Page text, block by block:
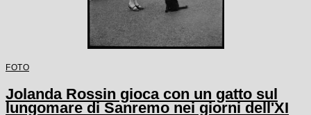
FOTO
Jolanda Rossin gioca con un gatto sul
lungomare di Sanremo nei giorni dell'XI